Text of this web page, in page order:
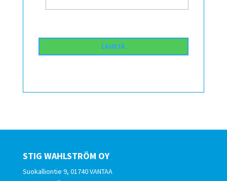
STIG WAHLSTRÖM OY
Suokalliontie 9, 01740 VANTAA